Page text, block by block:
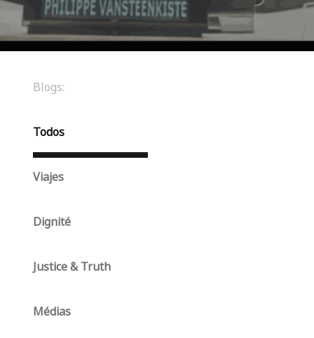
Blogs:
Todos
Viajes
Dignité
Justice & Truth
Médias